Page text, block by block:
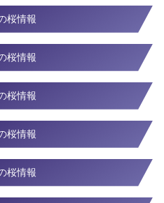
桜情報
桜情報
桜情報
桜情報
桜情報